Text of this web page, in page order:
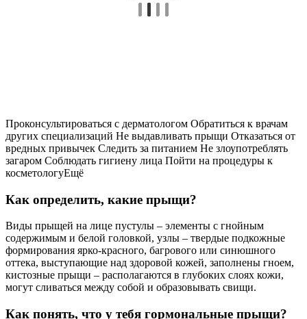
Проконсультироваться с дерматологом Обратиться к врачам
других специализаций Не выдавливать прыщи Отказаться от
вредных привычек Следить за питанием Не злоупотреблять
загаром Соблюдать гигиену лица Пойти на процедуры к
косметологуЕщё
Как определить, какие прыщи?
Виды прыщей на лице пустулы – элементы с гнойным
содержимым и белой головкой, узлы – твердые подкожные
формирования ярко-красного, багрового или синюшного
оттека, выступающие над здоровой кожей, заполнены гноем,
кистозные прыщи – располагаются в глубоких слоях кожи,
могут сливаться между собой и образовывать свищи.
Как понять, что у тебя гормональные прыщи?